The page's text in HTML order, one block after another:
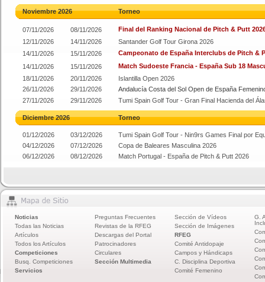
Noviembre 2026 Torneo
07/11/2026 08/11/2026
Final del Ranking Nacional de Pitch & Putt
12/11/2026
14/11/2026
Santander Golf Tour Girona 2026
14/11/2026
15/11/2026
Campeonato de España Interclubs de Pitch &
14/11/2026
15/11/2026
Match Sudoeste Francia - España Sub 18
18/11/2026
20/11/2026
Islantilla Open 2026
26/11/2026
29/11/2026
Andalucía Costa del Sol Open de España
27/11/2026
29/11/2026 Tumi Spain Golf Tour - Gran Final Hacienda del
Diciembre 2026 Torneo
01/12/2026 03/12/2026
Tumi Spain Golf Tour - Nin9rs Games Final por
04/12/2026
07/12/2026
Copa de Baleares Masculina 2026
06/12/2026
08/12/2026 Match Portugal - España de Pitch & Putt 2026
Noticias
Todas las Noticias
Artículos
Todos los Artículos
Competiciones
Busq. Competiciones
Servicios
Preguntas Frecuentes
Revistas de la RFEG
Descargas del Portal
Patrocinadores
Circulares
Sección Multimedia
Sección de Vídeos
Sección de Imágenes
RFEG
Comité Antidopaje
Campos y Hándicaps
C. Disciplina Deportiva
Comité Femenino
G.